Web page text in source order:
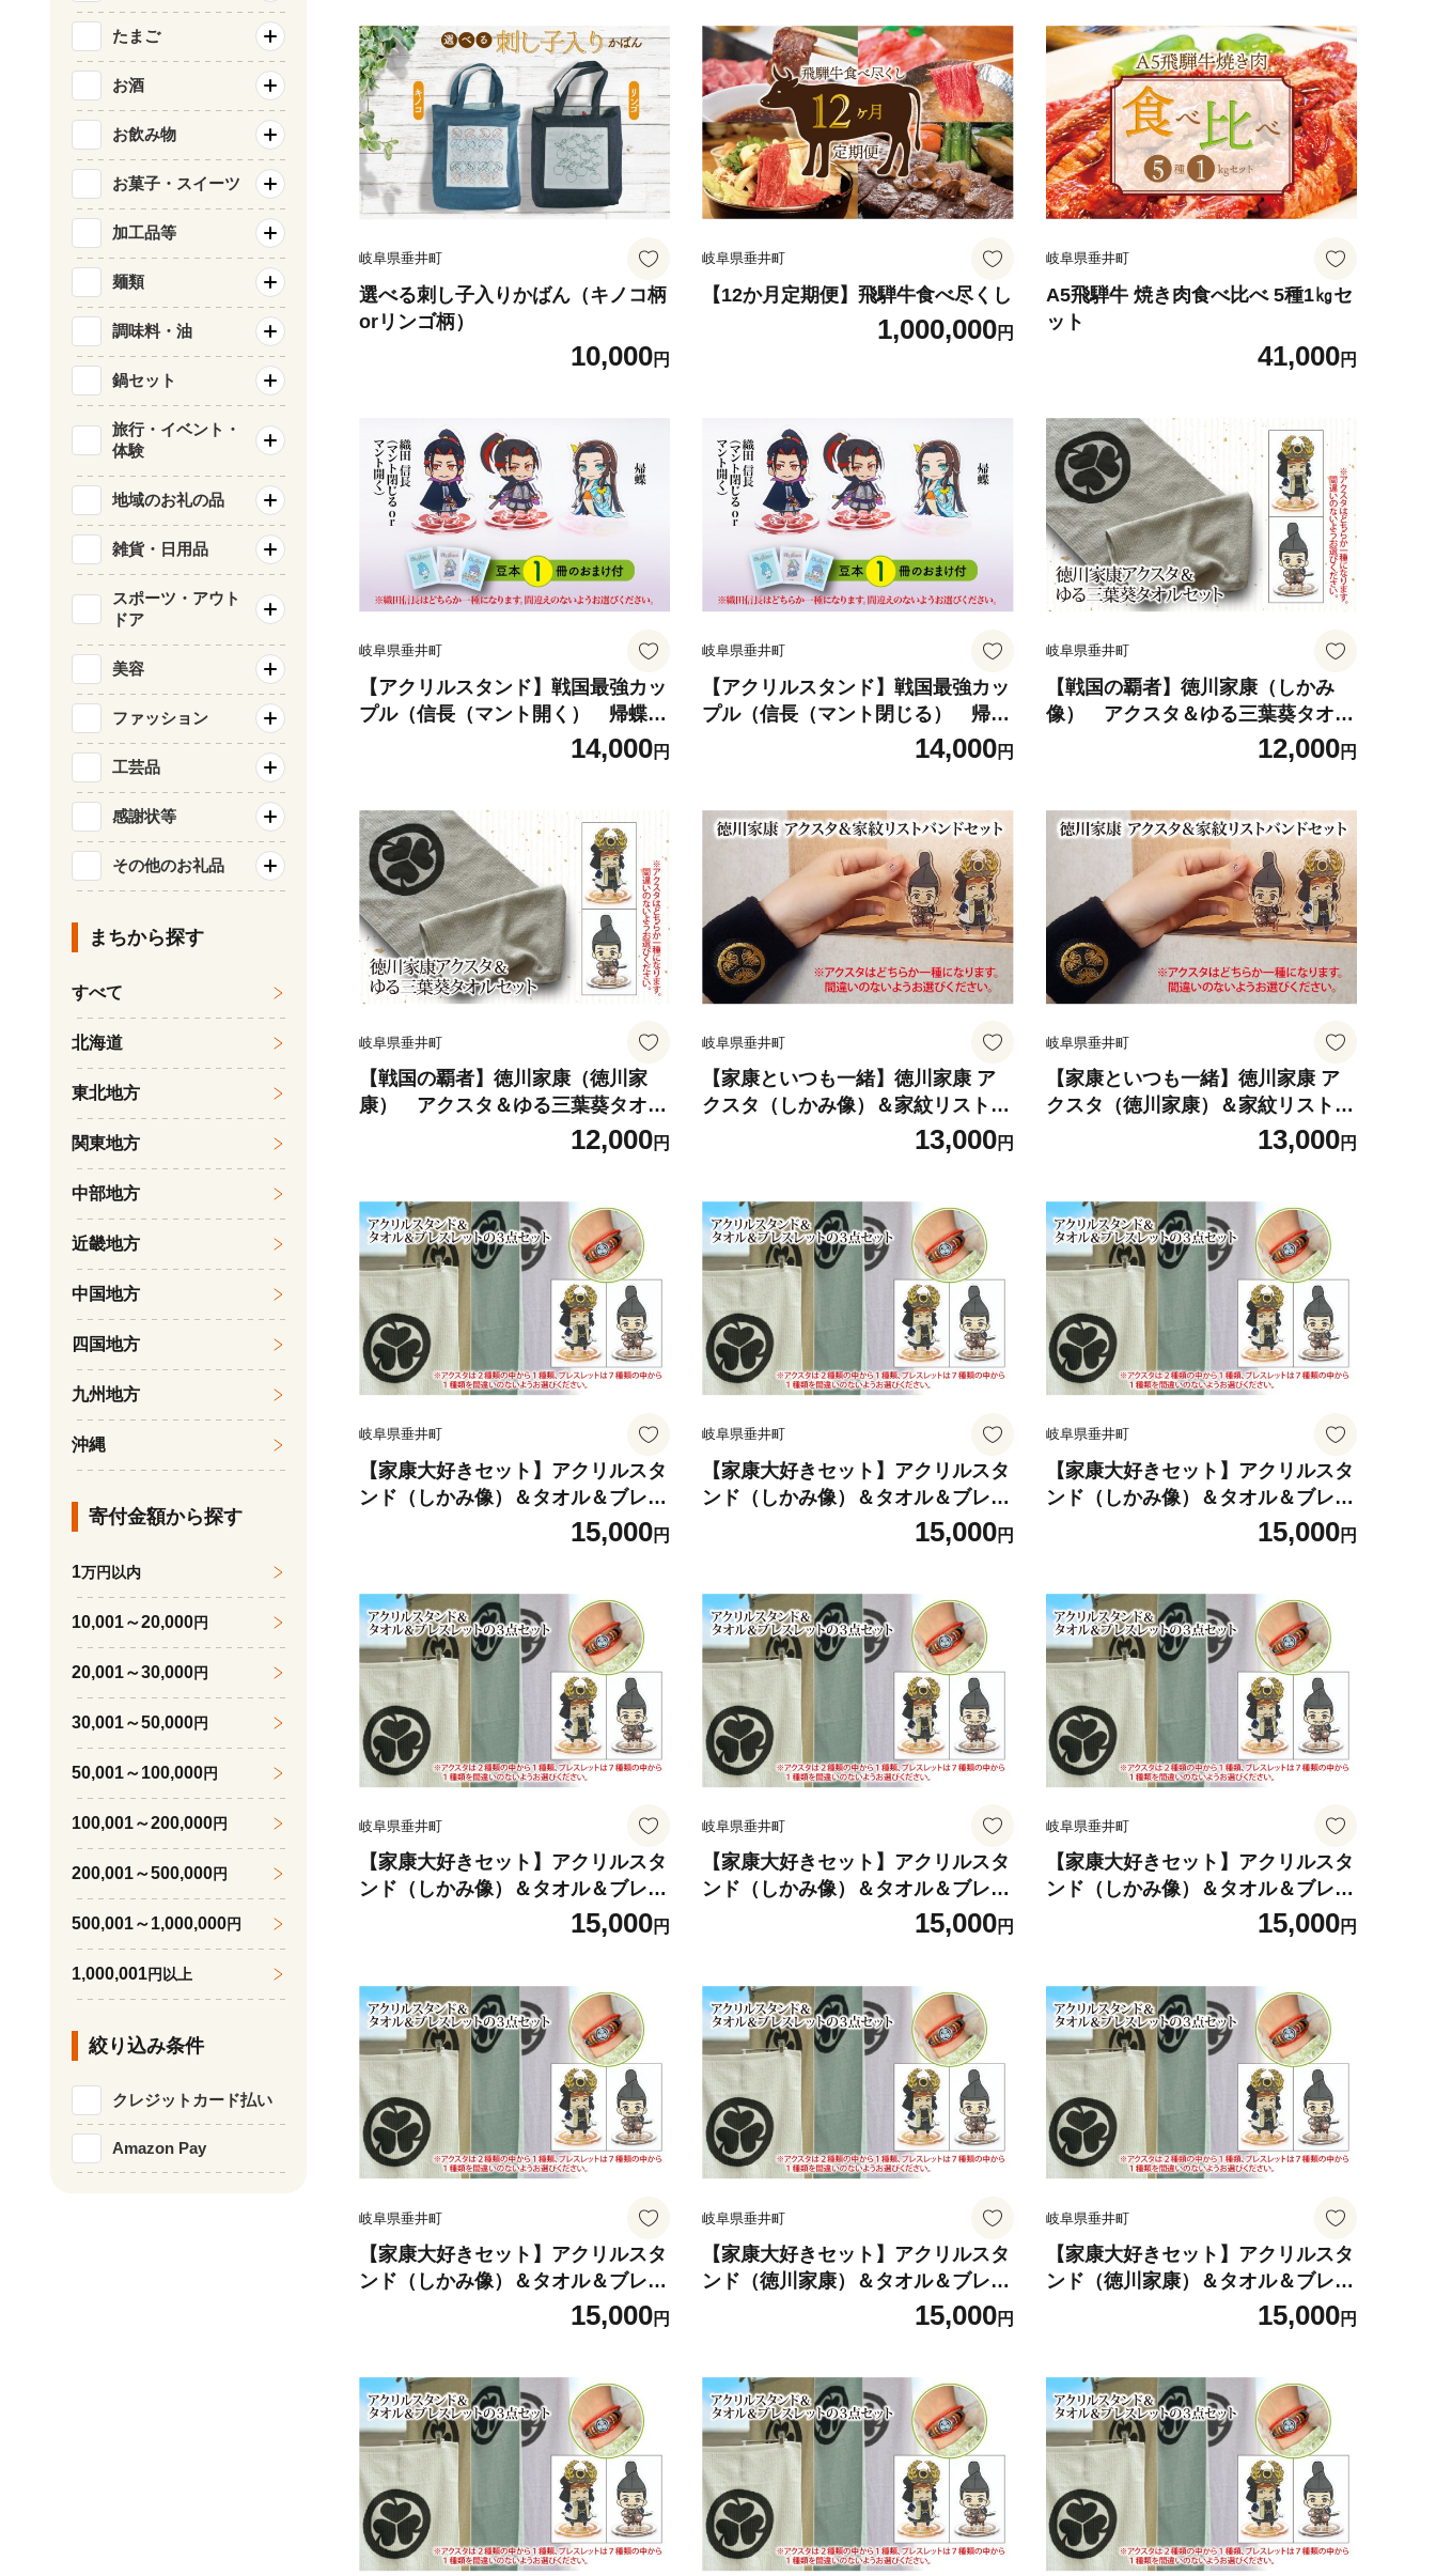
トキノ屋食品
岐阜県垂井町
選べる刺し子入りかばん（キノコ柄
orリンゴ柄）
10,000円
岐阜県垂井町
【12か月定期便】飛騨牛食べ尽くし
1,000,000円
岐阜県垂井町
A5飛騨牛 焼き肉食べ比べ 5種1㎏セ
ット
41,000円
岐阜県垂井町
【アクリルスタンド】戦国最強カッ
プル（信長（マント開く） 帰蝶）
豆本おまけ付｜戦国武将 織田信長
濃姫 アクリルスタンド オリジナル
戦国時代 プレゼント ギフト
14,000円
岐阜県垂井町
【アクリルスタンド】戦国最強カッ
プル（信長（マント閉じる） 帰
蝶） 豆本おまけ付｜戦国武将 織田
信長 濃姫 アクリルスタンド オリジ
歴史 戦国時代 プレゼント ギフト
14,000円
岐阜県垂井町
【戦国の覇者】徳川家康（しかみ
像） アクスタ＆ゆる三葉葵タオル
セット｜戦国武将 家康 アクリルス
戦国時代 プレゼント ギフト
12,000円
岐阜県垂井町
【戦国の覇者】徳川家康（徳川家
康） アクスタ＆ゆる三葉葵タオル
セット｜戦国武将 家康 アクリルス
戦国時代 プレゼント ギフト
12,000円
岐阜県垂井町
【家康といつも一緒】徳川家康 ア
クスタ（しかみ像）＆家紋リストバ
ンドセット｜戦国武将 家康 アクリ
ルスタンド リストバンド オリジナ
ゼント ギフト
13,000円
岐阜県垂井町
【家康といつも一緒】徳川家康 ア
クスタ（徳川家康）＆家紋リストバ
ンドセット｜戦国武将 家康 アクリ
ルスタンド リストバンド オリジナ
ゼント ギフト
13,000円
岐阜県垂井町
【家康大好きセット】アクリルスタ
ンド（しかみ像）＆タオル＆ブレス
レット（ホワイト）の３点セット｜
戦国武将 家康 アクリルスタンド タ
ラクター 大河ドラマ どうする家康
歴史 戦国時代 ファッション プレゼ
ント ギフト
15,000円
岐阜県垂井町
【家康大好きセット】アクリルスタ
ンド（しかみ像）＆タオル＆ブレス
レット（ブラウン）の３点セット｜
戦国武将 家康 アクリルスタンド タ
ラクター 大河ドラマ どうする家康
歴史 戦国時代 ファッション プレゼ
ント ギフト
15,000円
岐阜県垂井町
【家康大好きセット】アクリルスタ
ンド（しかみ像）＆タオル＆ブレス
レット（ブラック）の３点セット｜
戦国武将 家康 アクリルスタンド タ
ラクター 大河ドラマ どうする家康
歴史 戦国時代 ファッション プレゼ
ント ギフト
15,000円
岐阜県垂井町
【家康大好きセット】アクリルスタ
ンド（しかみ像）＆タオル＆ブレス
レット（レッド）の３点セット｜戦
国武将 家康 アクリルスタンド タオ
クター 大河ドラマ どうする家康 歴
史 戦国時代 ファッション プレゼン
ト ギフト
15,000円
岐阜県垂井町
【家康大好きセット】アクリルスタ
ンド（しかみ像）＆タオル＆ブレス
レット（イエロー）の３点セット｜
戦国武将 家康 アクリルスタンド タ
ラクター 大河ドラマ どうする家康
歴史 戦国時代 ファッション プレゼ
ント ギフト
15,000円
岐阜県垂井町
【家康大好きセット】アクリルスタ
ンド（しかみ像）＆タオル＆ブレス
レット（パープル）の３点セット｜
戦国武将 家康 アクリルスタンド タ
ラクター 大河ドラマ どうする家康
歴史 戦国時代 ファッション プレゼ
ント ギフト
15,000円
岐阜県垂井町
【家康大好きセット】アクリルスタ
ンド（しかみ像）＆タオル＆ブレス
レット（グリーン）の３点セット｜
戦国武将 家康 アクリルスタンド タ
ラクター 大河ドラマ どうする家康
歴史 戦国時代 ファッション プレゼ
ント ギフト
15,000円
岐阜県垂井町
【家康大好きセット】アクリルスタ
ンド（徳川家康）＆タオル＆ブレス
レット（ホワイト）の３点セット｜
戦国武将 家康 アクリルスタンド タ
ラクター 大河ドラマ どうする家康
歴史 戦国時代 ファッション プレゼ
ント ギフト
15,000円
岐阜県垂井町
【家康大好きセット】アクリルスタ
ンド（徳川家康）＆タオル＆ブレス
レット（ブラウン）の３点セット｜
戦国武将 家康 アクリルスタンド タ
ラクター 大河ドラマ どうする家康
歴史 戦国時代 ファッション プレゼ
ント ギフト
15,000円
たまご
お酒
お飲み物
お菓子・スイーツ
加工品等
麺類
調味料・油
鍋セット
旅行・イベント・
体験
地域のお礼の品
雑貨・日用品
スポーツ・アウト
ドア
美容
ファッション
工芸品
感謝状等
その他のお礼品
まちから探す
すべて
北海道
東北地方
関東地方
中部地方
近畿地方
中国地方
四国地方
九州地方
沖縄
寄付金額から探す
1万円以内
10,001～20,000円
20,001～30,000円
30,001～50,000円
50,001～100,000円
100,001～200,000円
200,001～500,000円
500,001～1,000,000円
1,000,001円以上
絞り込み条件
クレジットカード払い
Amazon Pay